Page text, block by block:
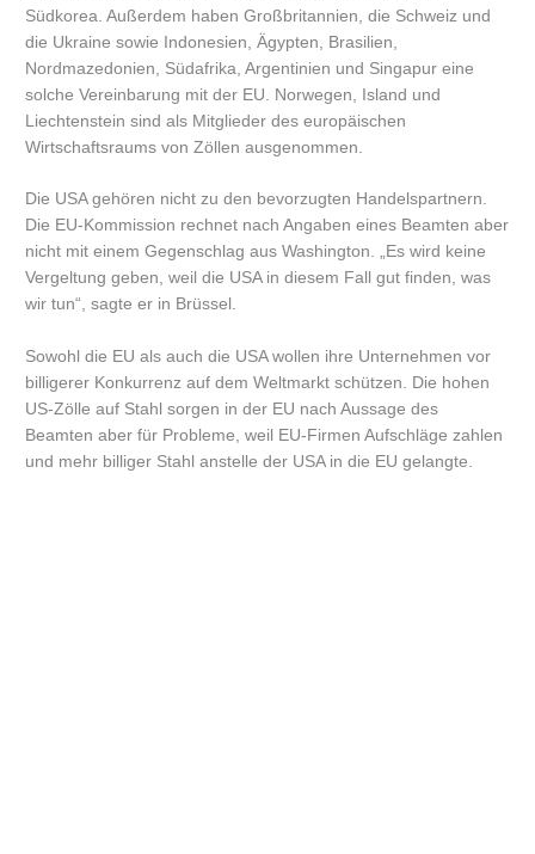
Südkorea. Außerdem haben Großbritannien, die Schweiz und
die Ukraine sowie Indonesien, Ägypten, Brasilien,
Nordmazedonien, Südafrika, Argentinien und Singapur eine
solche Vereinbarung mit der EU. Norwegen, Island und
Liechtenstein sind als Mitglieder des europäischen
Wirtschaftsraums von Zöllen ausgenommen.
Die USA gehören nicht zu den bevorzugten Handelspartnern.
Die EU-Kommission rechnet nach Angaben eines Beamten aber
nicht mit einem Gegenschlag aus Washington. „Es wird keine
Vergeltung geben, weil die USA in diesem Fall gut finden, was
wir tun“, sagte er in Brüssel.
Sowohl die EU als auch die USA wollen ihre Unternehmen vor
billigerer Konkurrenz auf dem Weltmarkt schützen. Die hohen
US-Zölle auf Stahl sorgen in der EU nach Aussage des
Beamten aber für Probleme, weil EU-Firmen Aufschläge zahlen
und mehr billiger Stahl anstelle der USA in die EU gelangte.